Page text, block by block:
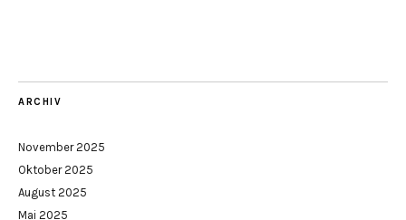
ARCHIV
November 2025
Oktober 2025
August 2025
Mai 2025